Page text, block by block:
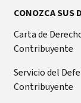
CONOZCA SUS
Carta de
Contribuyente
Servicio del
Contribuyente